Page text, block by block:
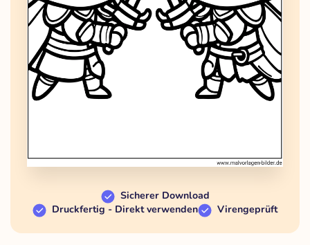
Sicherer Download
Druckfertig - Direkt verwenden
Virengeprüft